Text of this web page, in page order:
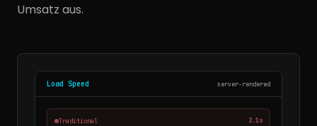
Umsatz aus.
Load Speed server-rendered
Traditional 2.1s